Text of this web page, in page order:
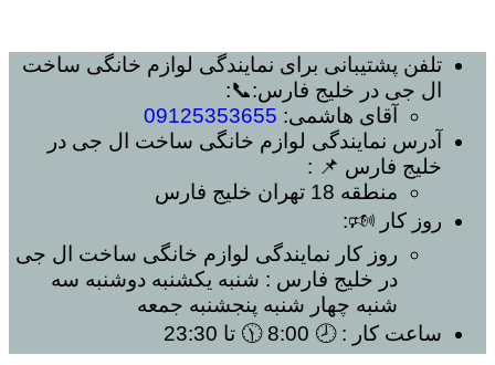
تلفن پشتیبانی برای نمایندگی لوازم خانگی ساخت
ال جی در خلیج فارس:📞:
آقای هاشمی: 09125353655
آدرس نمایندگی لوازم خانگی ساخت ال جی در
خلیج فارس 📌 :
منطقه 18 تهران
خلیج فارس
روز کار 🕬:
روز کار نمایندگی لوازم خانگی ساخت ال جی
در خلیج فارس : شنبه یکشنبه دوشنبه سه
شنبه چهار شنبه پنجشنبه جمعه
ساعت کار : 🕗 8:00 🕦 تا 23:30